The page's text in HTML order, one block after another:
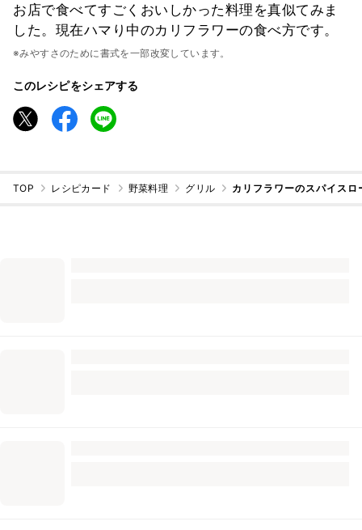
お店で食べてすごくおいしかった料理を真似てみま
した。現在ハマり中のカリフラワーの食べ方です。
※みやすさのために書式を一部改変しています。
このレシピをシェアする
TOP レシピカード 野菜料理 グリル カリフラワーのスパイスロ